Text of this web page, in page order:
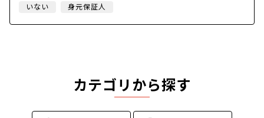
いない 身元保証人
カテゴリから探す